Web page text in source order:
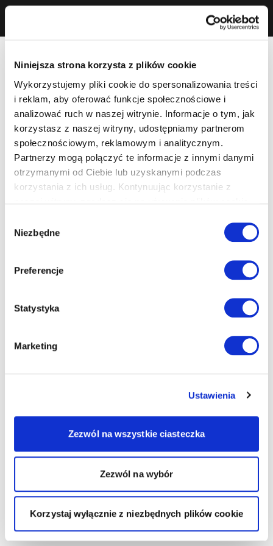
Niniejsza strona korzysta z plików cookie
Wykorzystujemy pliki cookie do spersonalizowania treści
i reklam, aby oferować funkcje społecznościowe i
analizować ruch w naszej witrynie. Informacje o tym, jak
korzystasz z naszej witryny, udostępniamy partnerom
społecznościowym, reklamowym i analitycznym.
Partnerzy mogą połączyć te informacje z innymi danymi
otrzymanymi od Ciebie lub uzyskanymi podczas
korzystania z ich usług. Kontynuując korzystanie z
zgody
Niezbędne
Preferencje
Statystyka
Marketing
Ustawienia
Zezwól na wszystkie ciasteczka
Zezwól na wybór
Korzystaj wyłącznie z niezbędnych plików cookie